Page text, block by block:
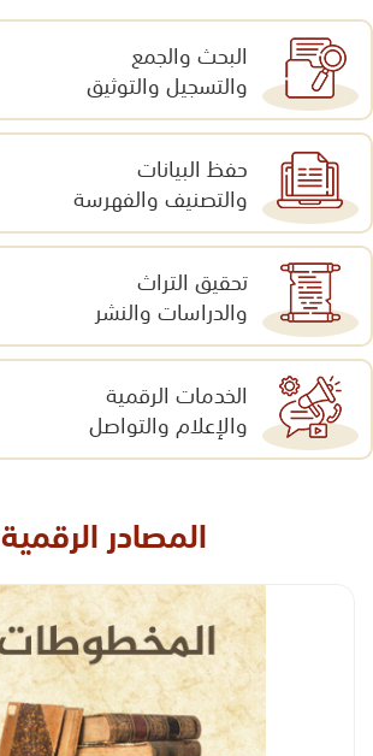
البحث والجمع
والتسجيل والتوثيق
حفظ البيانات
والتصنيف والفهرسة
تحقيق التراث
والدراسات والنشر
الخدمات الرقمية
والإعلام والتواصل
المصادر الرقمية